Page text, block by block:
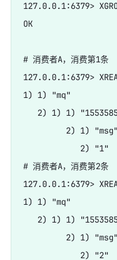
127.0.0.1:6379>
OK
# 消费者A，消费第1条
127.0.0.1:6379>
1) 1) "mq"
2) 1) 1)
         2) 1) "msg"
            2) "1"
# 消费者A，消费第2条
127.0.0.1:6379>
1) 1) "mq"
2) 1) 1)
         2) 1) "msg"
            2) "2"